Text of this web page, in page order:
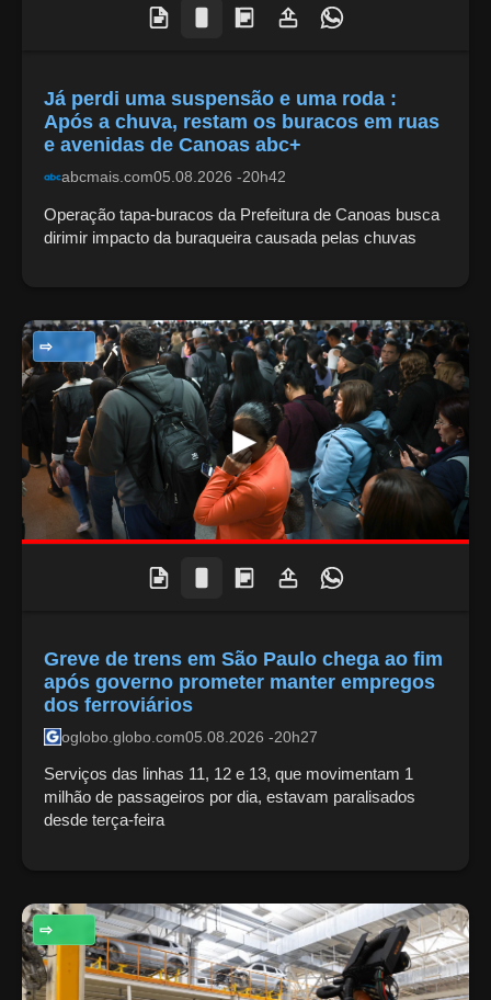
Já perdi uma suspensão e uma roda :
Após a chuva, restam os buracos em ruas
e avenidas de Canoas abc+
abcmais.com05.08.2026 -20h42
Operação tapa-buracos da Prefeitura de Canoas busca
dirimir impacto da buraqueira causada pelas chuvas
NOTÍCIAS
Greve de trens em São Paulo chega ao fim
após governo prometer manter empregos
dos ferroviários
oglobo.globo.com05.08.2026 -20h27
Serviços das linhas 11, 12 e 13, que movimentam 1
milhão de passageiros por dia, estavam paralisados
desde terça-feira
ECONOMIA